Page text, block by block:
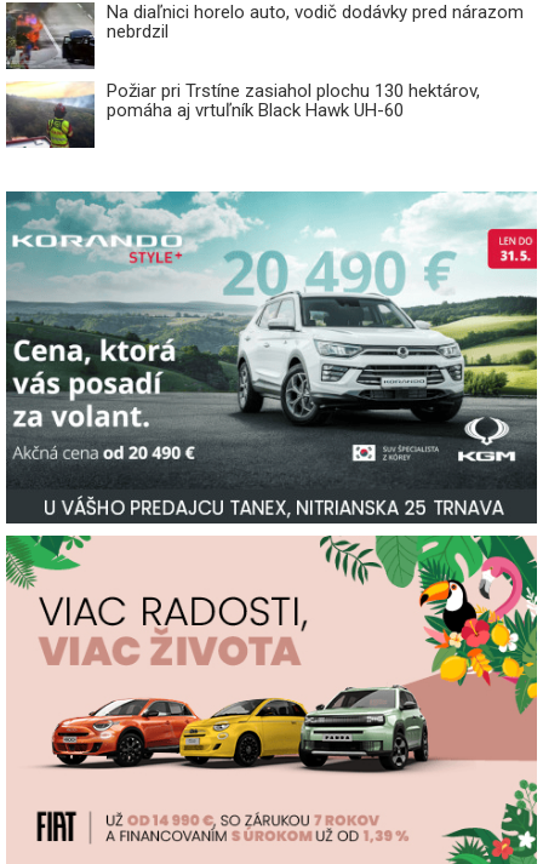
Na diaľnici horelo auto, vodič dodávky pred nárazom
nebrdzil
Požiar pri Trstíne zasiahol plochu 130 hektárov,
pomáha aj vrtuľník Black Hawk UH-60